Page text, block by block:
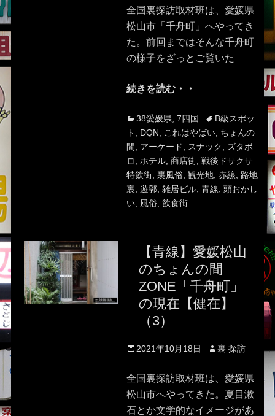
全国裏探訪取材班は、愛媛県
松山市「千舟町」へやってき
た。前回まではそんな千舟町
の様子をざっとご覧いた
続きを読む・・
Categories
38愛媛県 7四国 TagsB級スポッ
ト
DQN これはやばい, ちょんの
間
アーケード スナック
ズタボ
ロ
ホテル, 商店街, 戦後ドサクサ
特飲街, 裏風俗, 観光地, 赤線
路地
裏 遊郭, 雑居ビル, 青線 頭おかし
い, 風俗, 飲食街
【青線】愛媛松山
のちょんの間
ZONE「千舟町」
の現在【健在】
（3）
Posted
2021年10月18日 Author
裏 探訪
全国裏探訪取材班は、愛媛県
松山市へやってきた。夏目漱
石とか文学的なイメージがあ